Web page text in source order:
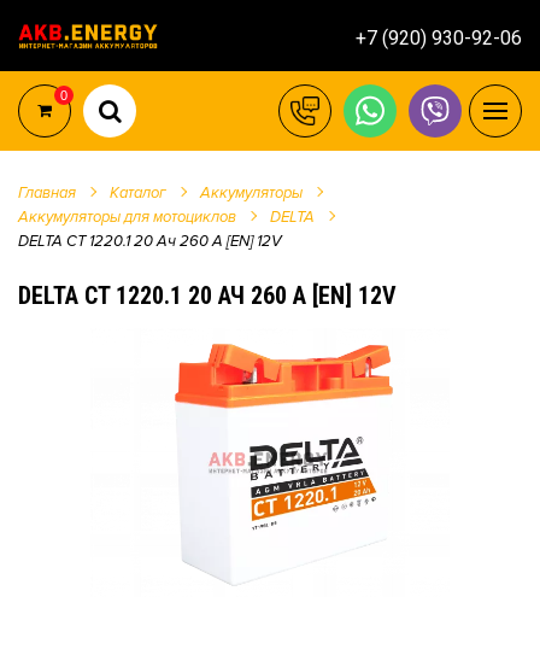
+7 (920) 930-92-06
0
Главная Каталог
Аккумуляторы
Аккумуляторы для мотоциклов
DELTA
DELTA CT 1220.1 20 Ач 260 A [EN] 12V
DELTA CT 1220.1 20 АЧ 260 A [EN] 12V